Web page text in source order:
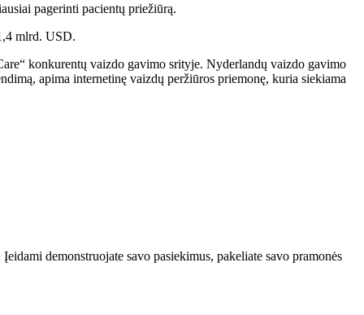
pagerinti pacientų priežiūrą.
mlrd. USD.
konkurentų vaizdo gavimo srityje. Nyderlandų vaizdo gavimo
apima internetinę vaizdų peržiūros priemonę, kuria siekiama
demonstruojate savo pasiekimus, pakeliate savo pramonės